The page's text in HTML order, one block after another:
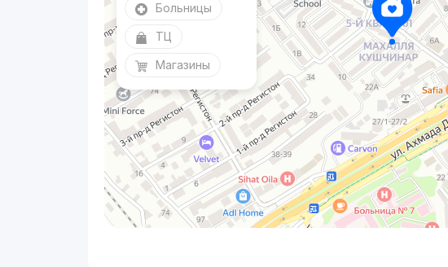
Больницы
ТЦ
Магазины